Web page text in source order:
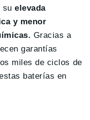
suelevada
y menor
Gracias a
garantías
miles de ciclos de
baterías en